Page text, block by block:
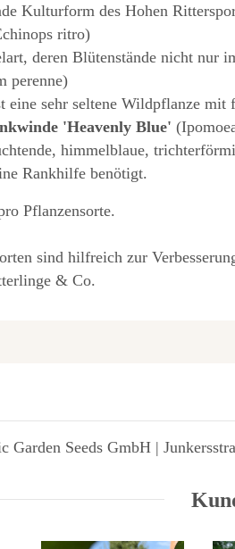
Kulturform des Hohen
ritro)
deren Blütenstände nicht nur
perenne)
eine sehr seltene Wildpflanze
'Heavenly Blue'
himmelblaue,
Rankhilfe benötigt.
Pflanzensorte.
sind hilfreich zur
& Co.
Seeds GmbH |